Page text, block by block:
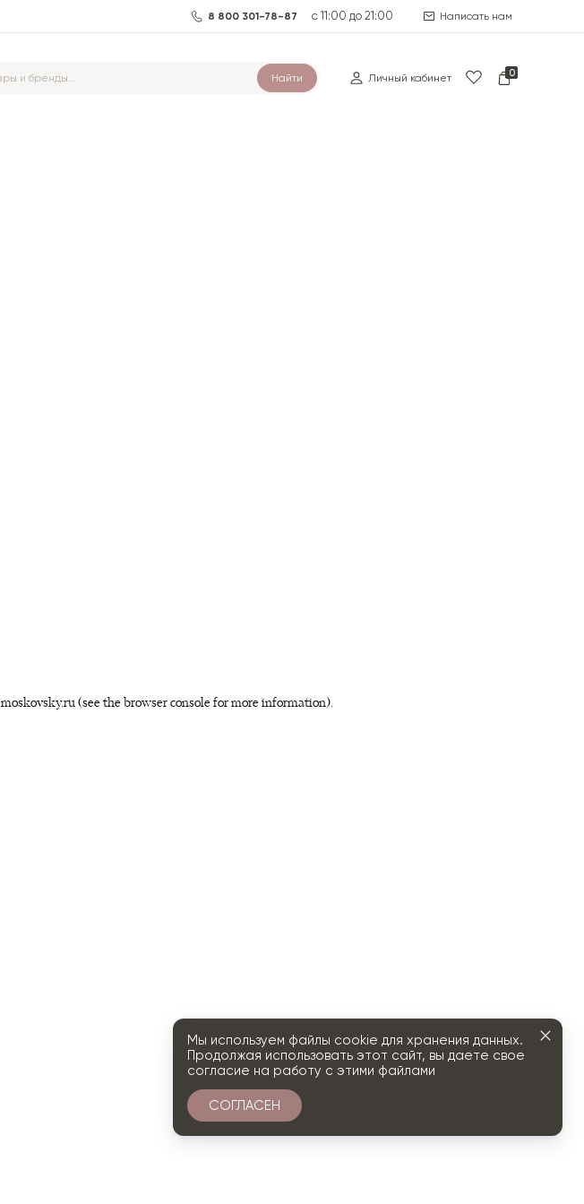
8 800 301-78-87 с 11:00 до 21:00 Написать нам
Найти Личный кабинет 0
moskovsky.ru (see the browser console for more information).
Мы используем файлы cookie для хранения данных.
Продолжая использовать этот сайт, вы даете свое
согласие на работу с этими файлами
СОГЛАСЕН